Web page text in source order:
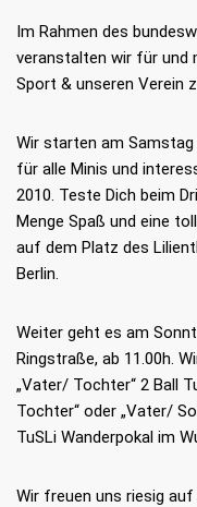
Im Rahmen des
veranstalten wir für und
Sport & unseren Verein
Wir starten am Samstag
für alle Minis und
2010. Teste Dich beim
Menge Spaß und eine
auf dem Platz des
Berlin.
Weiter geht es am
Ringstraße, ab 11.00h.
„Vater/ Tochter“ 2 Ball
Tochter“ oder „Vater/
TuSLi Wanderpokal im
Wir freuen uns riesig